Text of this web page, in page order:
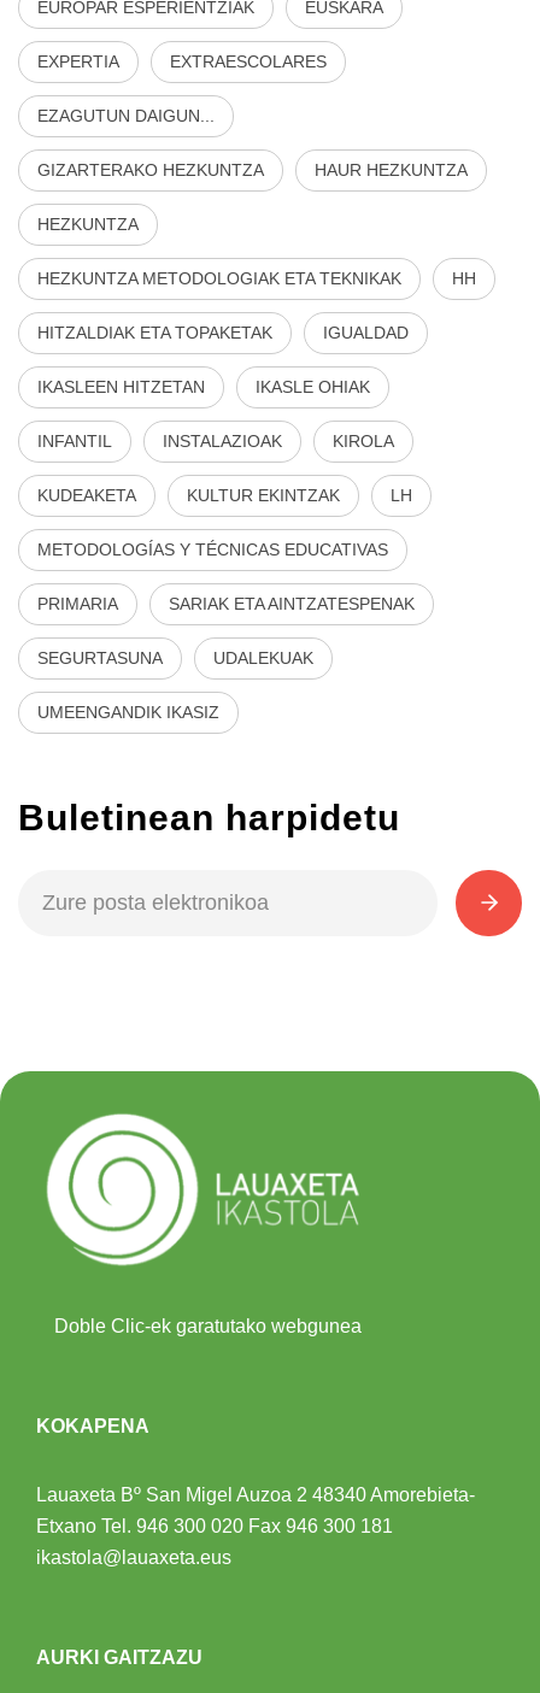
EUROPAR ESPERIENTZIAK EUSKARA
EXPERTIA EXTRAESCOLARES
EZAGUTUN DAIGUN...
GIZARTERAKO HEZKUNTZA HAUR HEZKUNTZA
HEZKUNTZA
HEZKUNTZA METODOLOGIAK ETA TEKNIKAK HH
HITZALDIAK ETA TOPAKETAK IGUALDAD
IKASLEEN HITZETAN IKASLE OHIAK
INFANTIL INSTALAZIOAK KIROLA
KUDEAKETA KULTUR EKINTZAK LH
METODOLOGÍAS Y TÉCNICAS EDUCATIVAS
PRIMARIA SARIAK ETA AINTZATESPENAK
SEGURTASUNA UDALEKUAK
UMEENGANDIK IKASIZ
Buletinean harpidetu
Doble Clic-ek garatutako webgunea
KOKAPENA
Lauaxeta Bº San Migel Auzoa 2 48340 Amorebieta-
Etxano Tel. 946 300 020 Fax 946 300 181
ikastola@lauaxeta.eus
AURKI GAITZAZU